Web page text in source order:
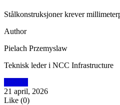
Stålkonstruksjoner krever
Author
Pielach Przemyslaw
Teknisk leder i NCC Infrastructure
Utblikk
21 april, 2026
Like (0)